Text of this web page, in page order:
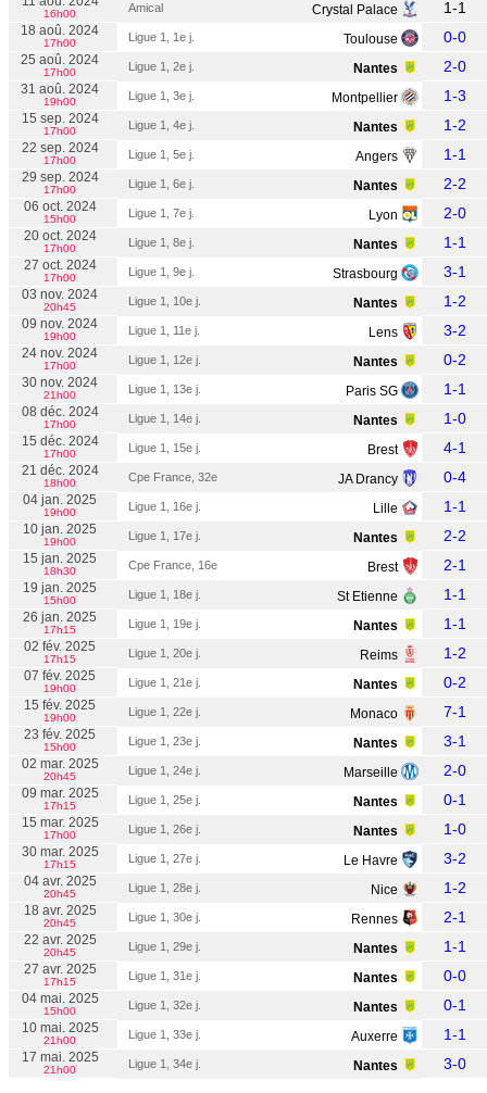
16h00 Amical Crystal Palace 1-1
18 aoû. 2024
17h00 Ligue 1, 1e j. Toulouse 0-0
25 aoû. 2024
17h00 Ligue 1, 2e j. Nantes 2-0
31 aoû. 2024
19h00 Ligue 1, 3e j. Montpellier 1-3
15 sep. 2024
17h00 Ligue 1, 4e j. Nantes 1-2
22 sep. 2024
17h00 Ligue 1, 5e j. Angers 1-1
29 sep. 2024
17h00 Ligue 1, 6e j. Nantes 2-2
06 oct. 2024
15h00 Ligue 1, 7e j. Lyon 2-0
20 oct. 2024
17h00 Ligue 1, 8e j. Nantes 1-1
27 oct. 2024
17h00 Ligue 1, 9e j. Strasbourg 3-1
03 nov. 2024
20h45 Ligue 1, 10e j. Nantes 1-2
09 nov. 2024
19h00 Ligue 1, 11e j. Lens 3-2
24 nov. 2024
17h00 Ligue 1, 12e j. Nantes 0-2
30 nov. 2024
21h00 Ligue 1, 13e j. Paris SG 1-1
08 déc. 2024
17h00 Ligue 1, 14e j. Nantes 1-0
15 déc. 2024
17h00 Ligue 1, 15e j. Brest 4-1
21 déc. 2024
18h00 Cpe France, 32e JA Drancy 0-4
04 jan. 2025
19h00 Ligue 1, 16e j. Lille 1-1
10 jan. 2025
19h00 Ligue 1, 17e j. Nantes 2-2
15 jan. 2025
18h30 Cpe France, 16e Brest 2-1
19 jan. 2025
15h00 Ligue 1, 18e j. St Etienne 1-1
26 jan. 2025
17h15 Ligue 1, 19e j. Nantes 1-1
02 fév. 2025
17h15 Ligue 1, 20e j. Reims 1-2
07 fév. 2025
19h00 Ligue 1, 21e j. Nantes 0-2
15 fév. 2025
19h00 Ligue 1, 22e j. Monaco 7-1
23 fév. 2025
15h00 Ligue 1, 23e j. Nantes 3-1
02 mar. 2025
20h45 Ligue 1, 24e j. Marseille 2-0
09 mar. 2025
17h15 Ligue 1, 25e j. Nantes 0-1
15 mar. 2025
17h00 Ligue 1, 26e j. Nantes 1-0
30 mar. 2025
17h15 Ligue 1, 27e j. Le Havre 3-2
04 avr. 2025
20h45 Ligue 1, 28e j. Nice 1-2
18 avr. 2025
20h45 Ligue 1, 30e j. Rennes 2-1
22 avr. 2025
20h45 Ligue 1, 29e j. Nantes 1-1
27 avr. 2025
17h15 Ligue 1, 31e j. Nantes 0-0
04 mai. 2025
15h00 Ligue 1, 32e j. Nantes 0-1
10 mai. 2025
21h00 Ligue 1, 33e j. Auxerre 1-1
17 mai. 2025
21h00 Ligue 1, 34e j. Nantes 3-0